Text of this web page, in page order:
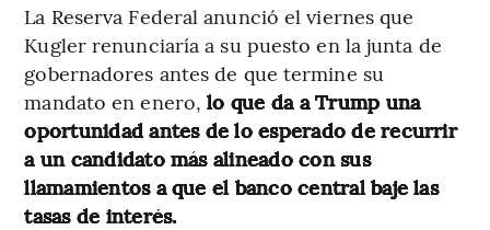
La Reserva Federal anunció el viernes que
Kugler renunciaría a su puesto en la junta de
gobernadores antes de que termine su
mandato en enero,lo que da a Trump una
oportunidad antes de lo esperado de recurrir
a un candidato más alineado con sus
llamamientos a que el banco central baje las
tasas de interés.